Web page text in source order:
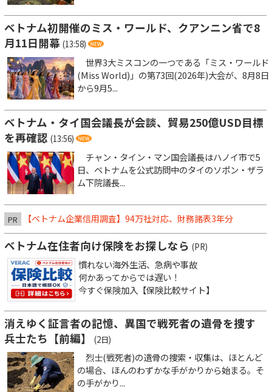
ベトナム初開催のミス・ワールド、クアンニン省で8
月11日開幕 (13:58)
世界3大ミスコンの一つである「ミス・ワールド
(Miss World)」の第73回(2026年)大会が、8月8日
から9月5...
ベトナム・タイ国会議長が会談、貿易250億USD目標
を再確認 (13:56)
チャン・タイン・マン国会議長はハノイ市で5
日、ベトナムを公式訪問中のタイのソポン・ザラ
ム下院議長...
PR 【ベトナム企業信用調査】94万社対応、財務諸表3年分
ベトナム在住者向け保険をお探しなら (PR)
慣れない海外生活、急病や事故
何かあってからでは遅い！
今すぐ保険加入【保険比較サイト】
消えゆく証言者の記憶、異国で戦死者の遺骨を捜す
兵士たち【前編】
(2日)
烈士(戦死者)の遺骨の捜索・収集は、ほとんど
の場合、ほんのわずかな手がかりから始まる。そ
の手がかり...